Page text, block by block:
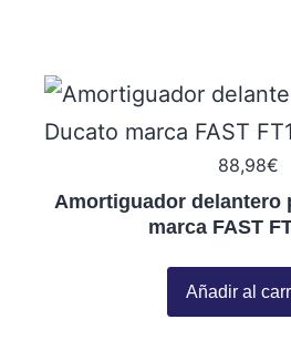
Amortiguador delantero
marca FAST
88,98€
Añadir al